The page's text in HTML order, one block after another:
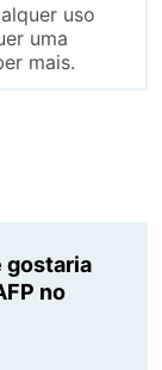
uso
uma
mais.
gostaria
no